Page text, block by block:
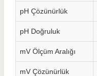
pH Çözünürlük
pH Doğruluk
mV Ölçüm Aralığı
mV Çözünürlük